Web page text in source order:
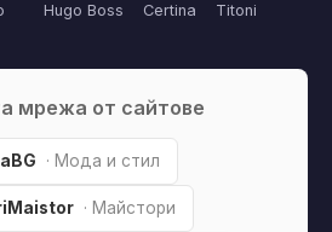
Hugo Boss Certina Titoni
мрежа от сайтове
· Мода и стил
· Майстори